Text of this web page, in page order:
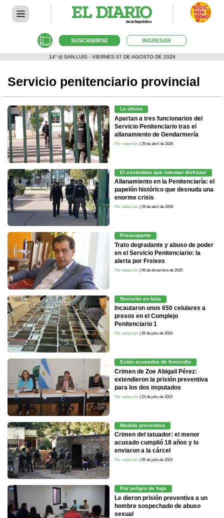
SUSCRIBIRSE INGRESAR
14° SAN LUIS - VIERNES 07 DE AGOSTO DE 2026
Servicio penitenciario provincial
Lo último
Apartan a tres funcionarios del
Servicio Penitenciario tras el
allanamiento de Gendarmería
Por redacción | 29 de abril de 2026
El escándalo que intentan disfrazar
Allanamiento en la Penitenciaría: el
papelón histórico que desnuda una
enorme crisis
Por redacción | 29 de abril de 2026
Preocupante
Trato degradante y abuso de poder
en el Servicio Penitenciario: la
alerta por Freixes
Por redacción | 06 de diciembre de 2025
Revisión en falta
Incautaron unos 650 celulares a
presos en el Complejo
Penitenciario 1
Por redacción | 26 de julio de 2024
Están acusados de femicidio
Crimen de Zoe Abigail Pérez:
extendieron la prisión preventiva
para los dos imputados
Por redacción | 23 de julio de 2024
Medida preventiva
Crimen del tatuador: el menor
acusado cumplió 18 años y lo
enviaron a la cárcel
Por redacción | 05 de julio de 2024
Por peligro de fuga
Le dieron prisión preventiva a un
hombre sospechado de abuso
sexual